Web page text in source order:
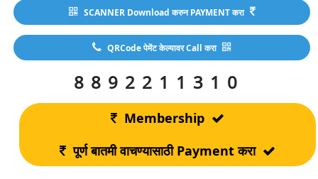
SCANNER Download करुन PAYMENT करा
QRCode पेमेंट केल्यावर Call करा
8892211310
Membership
पूर्ण बातमी वाचण्यासाठी Payment करा